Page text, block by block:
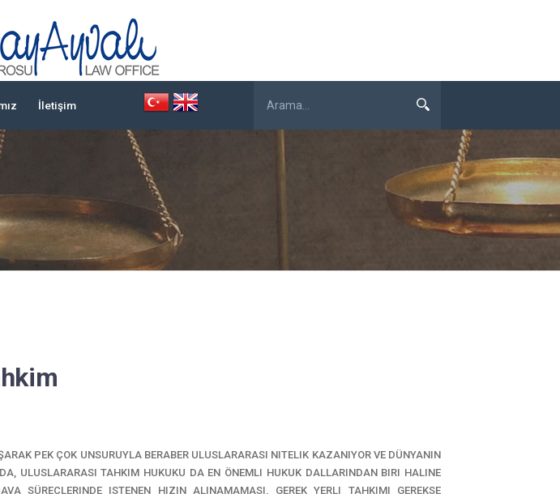
İletişim
PEK ÇOK UNSURUYLA BERABER ULUSLARARASI NITELIK KAZANIYOR VE DÜNYANIN
ULUSLARARASI TAHKIM HUKUKU DA EN ÖNEMLI HUKUK DALLARINDAN BIRI HALINE
SÜREÇLERINDE ISTENEN HIZIN ALINAMAMASI, GEREK YERLI TAHKIMI GEREKSE